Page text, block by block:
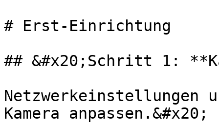
# Erst-Einrichtung
## &#x20;Schritt 1:
Netzwerkeinstellungen
Kamera anpassen.&#x20;